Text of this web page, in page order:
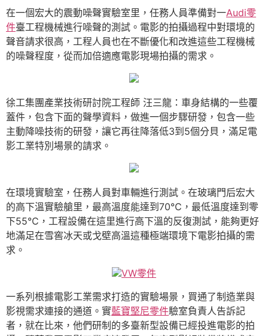
在一個宏大的震動噪聲實驗室里，任務人員準備對一Audi零
件臺工程機械進行噪聲的測試。電影的拍攝過程中對環境的
聲音請求很高，工程人員也在不斷優化和改進這些工程機械
的噪聲程度，從而加倍適應電影現場拍攝的需求。
徐工集團產業技術研討院工程師 汪三龍：車身結構的一些覆
蓋件，包含下面的聲學資料，做進一個步驟研發，包含一些
主動降噪技術的研發，讓它再往降落低3到5個分貝，滿足電
影工業特別場景的請求。
在環境實驗室，任務人員對車輛進行測試。在玻璃門后宏大
的高下溫實驗艙里，最高溫度能達到70℃，最低溫度達到零
下55℃，工程設備在這里進行高下溫的反復測試，能夠更好
地滿足在雪窖冰天或戈壁高溫這種極端環境下電影拍攝的需
求。
VW零件
一系列根據電影工業需求打造的實驗場景，買通了制造業與
影視需求連接的通道。實藍寶堅尼零件驗室負責人告訴記
者，就在比來，他們研制的多臺新型設備已經投進電影的拍